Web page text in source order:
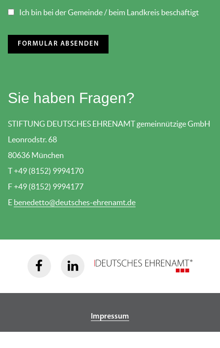
Ich bin bei der Gemeinde / beim Landkreis beschäftigt
Sie haben Fragen?
STIFTUNG DEUTSCHES EHRENAMT gemeinnützige GmbH
Leonrodstr. 68
80636 München
T +49 (8152) 9994170
F +49 (8152) 9994177
E benedetto@deutsches-ehrenamt.de
Impressum